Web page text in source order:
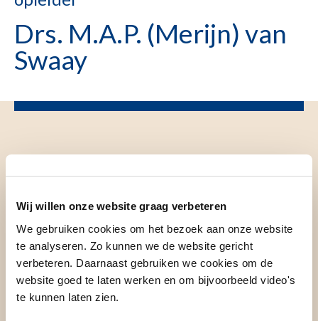
Wij willen onze website graag verbeteren
We gebruiken cookies om het bezoek aan onze website
te analyseren. Zo kunnen we de website gericht
verbeteren. Daarnaast gebruiken we cookies om de
website goed te laten werken en om bijvoorbeeld video's
te kunnen laten zien.
Drs. M.A.P. (Merijn) van
Swaay